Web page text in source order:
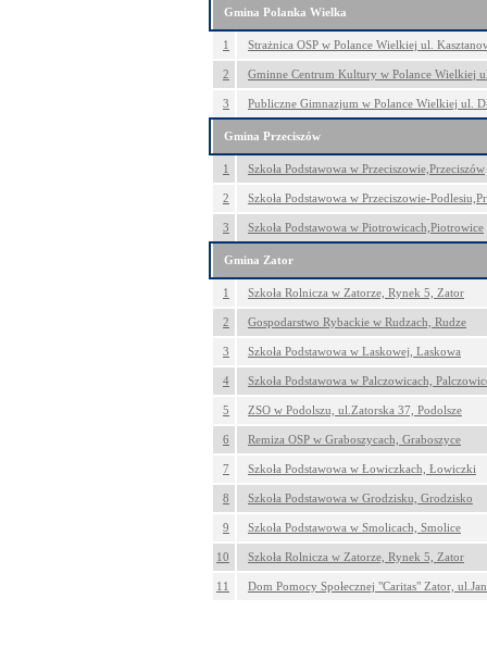
Gmina Polanka Wielka
1 Strażnica OSP w Polance Wielkiej ul.
2 Gminne Centrum Kultury w Polance Wielkiej
3 Publiczne Gimnazjum w Polance Wielkiej ul.
Gmina Przeciszów
1 Szkoła Podstawowa w Przeciszowie,Przeciszów
2 Szkoła Podstawowa w Przeciszowie-
3 Szkoła Podstawowa w Piotrowicach,Piotrowice
Gmina Zator
1 Szkoła Rolnicza w Zatorze, Rynek 5, Zator
2 Gospodarstwo Rybackie w Rudzach, Rudze
3 Szkoła Podstawowa w Laskowej, Laskowa
4 Szkoła Podstawowa w Palczowicach,
5 ZSO w Podolszu, ul.Zatorska 37, Podolsze
6 Remiza OSP w Graboszycach, Graboszyce
7 Szkoła Podstawowa w Łowiczkach, Łowiczki
8 Szkoła Podstawowa w Grodzisku, Grodzisko
9 Szkoła Podstawowa w Smolicach, Smolice
10 Szkoła Rolnicza w Zatorze, Rynek 5, Zator
11 Dom Pomocy Społecznej "Caritas" Zator,